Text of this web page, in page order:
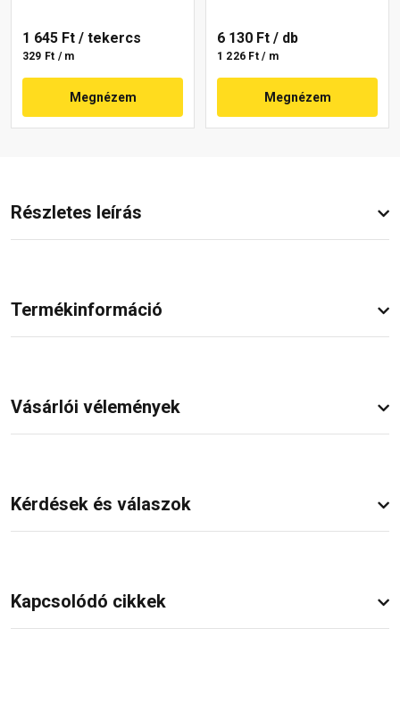
1 645 Ft / tekercs
329 Ft / m
Megnézem
6 130 Ft / db
1 226 Ft / m
Megnézem
Részletes leírás
Termékinformáció
Vásárlói vélemények
Kérdések és válaszok
Kapcsolódó cikkek